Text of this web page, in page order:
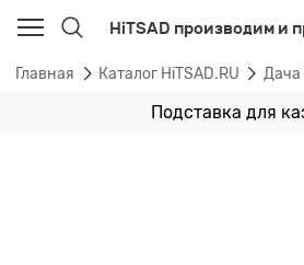
HiTSAD производим и
Главная Каталог HiTSAD.RU Дача
Подставка для